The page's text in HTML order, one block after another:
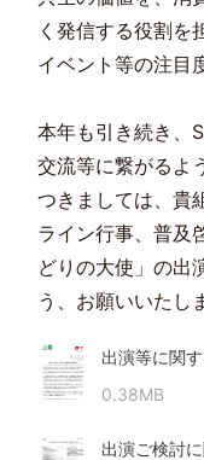
く発信する役割を
イベント等の注目
本年も引き続き、
交流等に繋がるよ
つきましては、貴
ライン行事、普及
どりの大使」の出
う、お願いいたし
出演等に関
0.38MB
出演ご検討